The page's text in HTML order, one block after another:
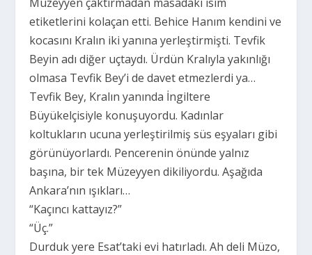
etiketlerini kolaçan etti. Behice Hanım kendini ve
kocasını Kralın iki yanına yerleştirmişti. Tevfik
Beyin adı diğer uçtaydı. Ürdün Kralıyla yakınlığı
olmasa Tevfik Bey’i de davet etmezlerdi ya…
Tevfik Bey, Kralın yanında İngiltere
Büyükelçisiyle konuşuyordu. Kadınlar
koltukların ucuna yerleştirilmiş süs eşyaları gibi
görünüyorlardı. Pencerenin önünde yalnız
başına, bir tek Müzeyyen dikiliyordu. Aşağıda
Ankara’nın ışıkları…
“Kaçıncı kattayız?”
“Üç.”
Durduk yere Esat’taki evi hatırladı. Ah deli Müzo,